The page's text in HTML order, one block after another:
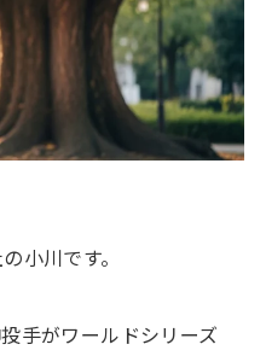
小川です。
手がワールドシリーズ